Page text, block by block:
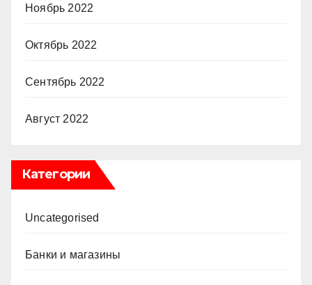
Ноябрь 2022
Октябрь 2022
Сентябрь 2022
Август 2022
Категории
Uncategorised
Банки и магазины